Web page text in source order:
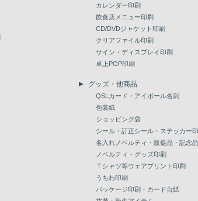
カレンダー印刷
飲食店メニュー印刷
CD/DVDジャケット印刷
クリアファイル印刷
サイン・ディスプレイ印刷
卓上POP印刷
グッズ・他商品
QSLカード・アイボール名刺
包装紙
ショッピング袋
シール・訂正シール・ステッカー
名入れノベルティ・販促品・記念
ノベルティ・グッズ印刷
Ｔシャツ等ウェアプリント印刷
うちわ印刷
パッケージ印刷・カード台紙